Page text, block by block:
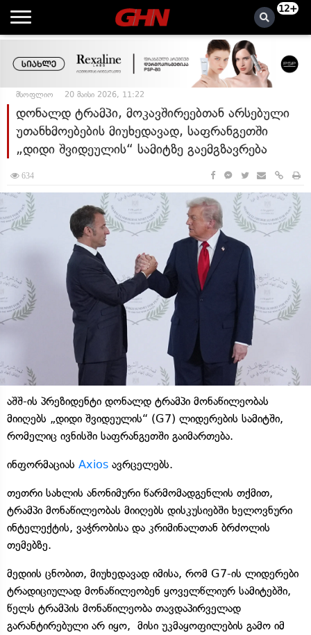
12+
მსოფლიო 20 მაისი 2026, 11:22
დონალდ ტრამპი, მოკავშირეებთან არსებული
უთანხმოებების მიუხედავად, საფრანგეთში
„დიდი შვიდეულის“ სამიტზე გაემგზავრება
634
აშშ-ის პრეზიდენტი დონალდ ტრამპი მონაწილეობას
მიიღებს „დიდი შვიდეულის“ (G7) ლიდერების სამიტში,
რომელიც ივნისში საფრანგეთში გაიმართება.
ინფორმაციას Axios ავრცელებს.
თეთრი სახლის ანონიმური წარმომადგენლის თქმით,
ტრამპი მონაწილეობას მიიღებს დისკუსიებში ხელოვნური
ინტელექტის, ვაჭრობისა და კრიმინალთან ბრძოლის
თემებზე.
მედიის ცნობით, მიუხედავად იმისა, რომ G7-ის ლიდერები
ტრადიციულად მონაწილეობენ ყოველწლიურ სამიტებში,
წელს ტრამპის მონაწილეობა თავდაპირველად
გარანტირებული არ იყო, მისი უკმაყოფილების გამო იმ